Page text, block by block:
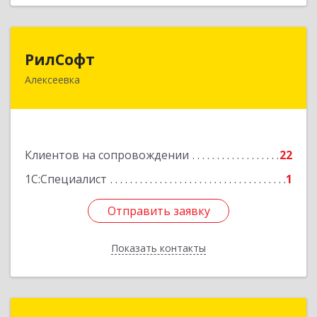
РилСофт
Алексеевка
Клиентов на сопровождении
22
1С:Специалист
1
Отправить заявку
Показать контакты
309850, Белгородская обл, Алексеевский р-н,
Отправить заявку
Назад